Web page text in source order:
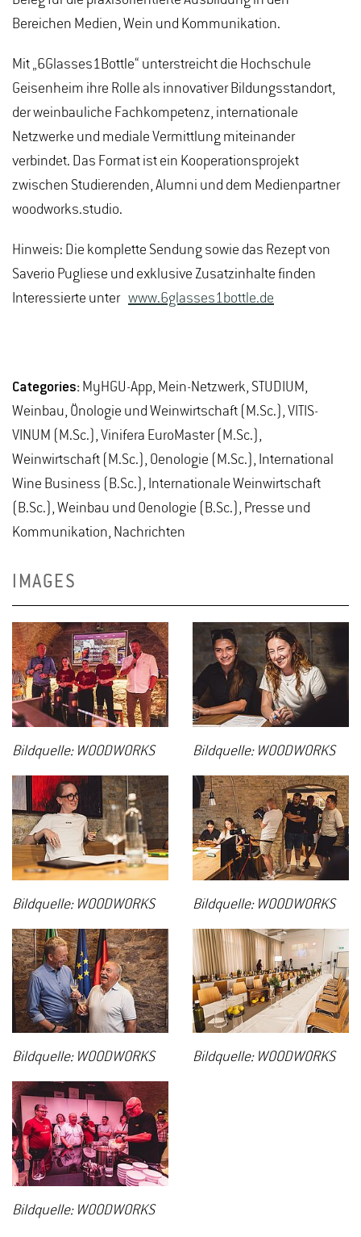
Bereichen Medien, Wein und Kommunikation.
Mit „6Glasses1Bottle“ unterstreicht die Hochschule
Geisenheim ihre Rolle als innovativer Bildungsstandort,
der weinbauliche Fachkompetenz, internationale
Netzwerke und mediale Vermittlung miteinander
verbindet. Das Format ist ein Kooperationsprojekt
zwischen Studierenden, Alumni und dem Medienpartner
woodworks.studio.
Hinweis: Die komplette Sendung sowie das Rezept von
Saverio Pugliese und exklusive Zusatzinhalte finden
Interessierte unter www.6glasses1bottle.de
Categories: MyHGU-App, Mein-Netzwerk, STUDIUM,
Weinbau, Önologie und Weinwirtschaft (M.Sc.), VITIS-
VINUM (M.Sc.), Vinifera EuroMaster (M.Sc.),
Weinwirtschaft (M.Sc.), Oenologie (M.Sc.), International
Wine Business (B.Sc.), Internationale Weinwirtschaft
(B.Sc.), Weinbau und Oenologie (B.Sc.), Presse und
Kommunikation, Nachrichten
IMAGES
Bildquelle: WOODWORKS Bildquelle: WOODWORKS
Bildquelle: WOODWORKS Bildquelle: WOODWORKS
Bildquelle: WOODWORKS Bildquelle: WOODWORKS
Bildquelle: WOODWORKS